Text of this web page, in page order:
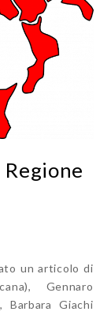
un articolo di
, Gennaro
, Barbara Giachi